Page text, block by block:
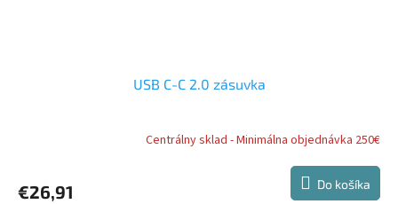
USB C-C 2.0 zásuvka
Centrálny sklad - Minimálna objednávka 250€
€26,91 Do košíka